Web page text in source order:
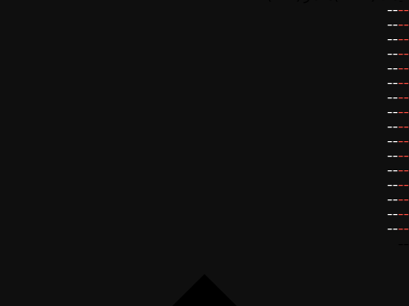
--
--
--
--
--
--
--
--
--
--
--
--
--
--
--
--
--
--
--
--
--
--
--
--
--
--
--
--
--
--
--
--